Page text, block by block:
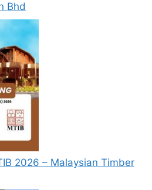
Kosong Perodua
2025 dibuka!
warganegara Malaysia
daripada 18 tahun
permohonan jawatan.
dan melepasi syarat-syarat
telah ditetapkan bagi
Bhd
2026 – Malaysian Timber